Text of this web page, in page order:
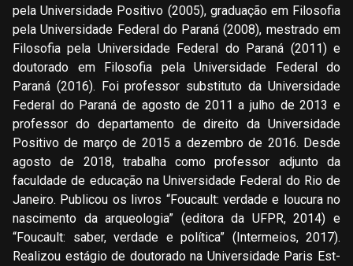
pela Universidade Positivo (2005), graduação em Filosofia
pela Universidade Federal do Paraná (2008), mestrado em
Filosofia pela Universidade Federal do Paraná (2011) e
doutorado em Filosofia pela Universidade Federal do
Paraná (2016). Foi professor substituto da Universidade
Federal do Paraná de agosto de 2011 a julho de 2013 e
professor do departamento de direito da Universidade
Positivo de março de 2015 a dezembro de 2016. Desde
agosto de 2018, trabalha como professor adjunto da
faculdade de educação na Universidade Federal do Rio de
Janeiro. Publicou os livros “Foucault: verdade e loucura no
nascimento da arqueologia” (editora da UFPR, 2014) e
“Foucault: saber, verdade e política” (Intermeios, 2017).
Realizou estágio de doutorado na Universidade Paris Est-